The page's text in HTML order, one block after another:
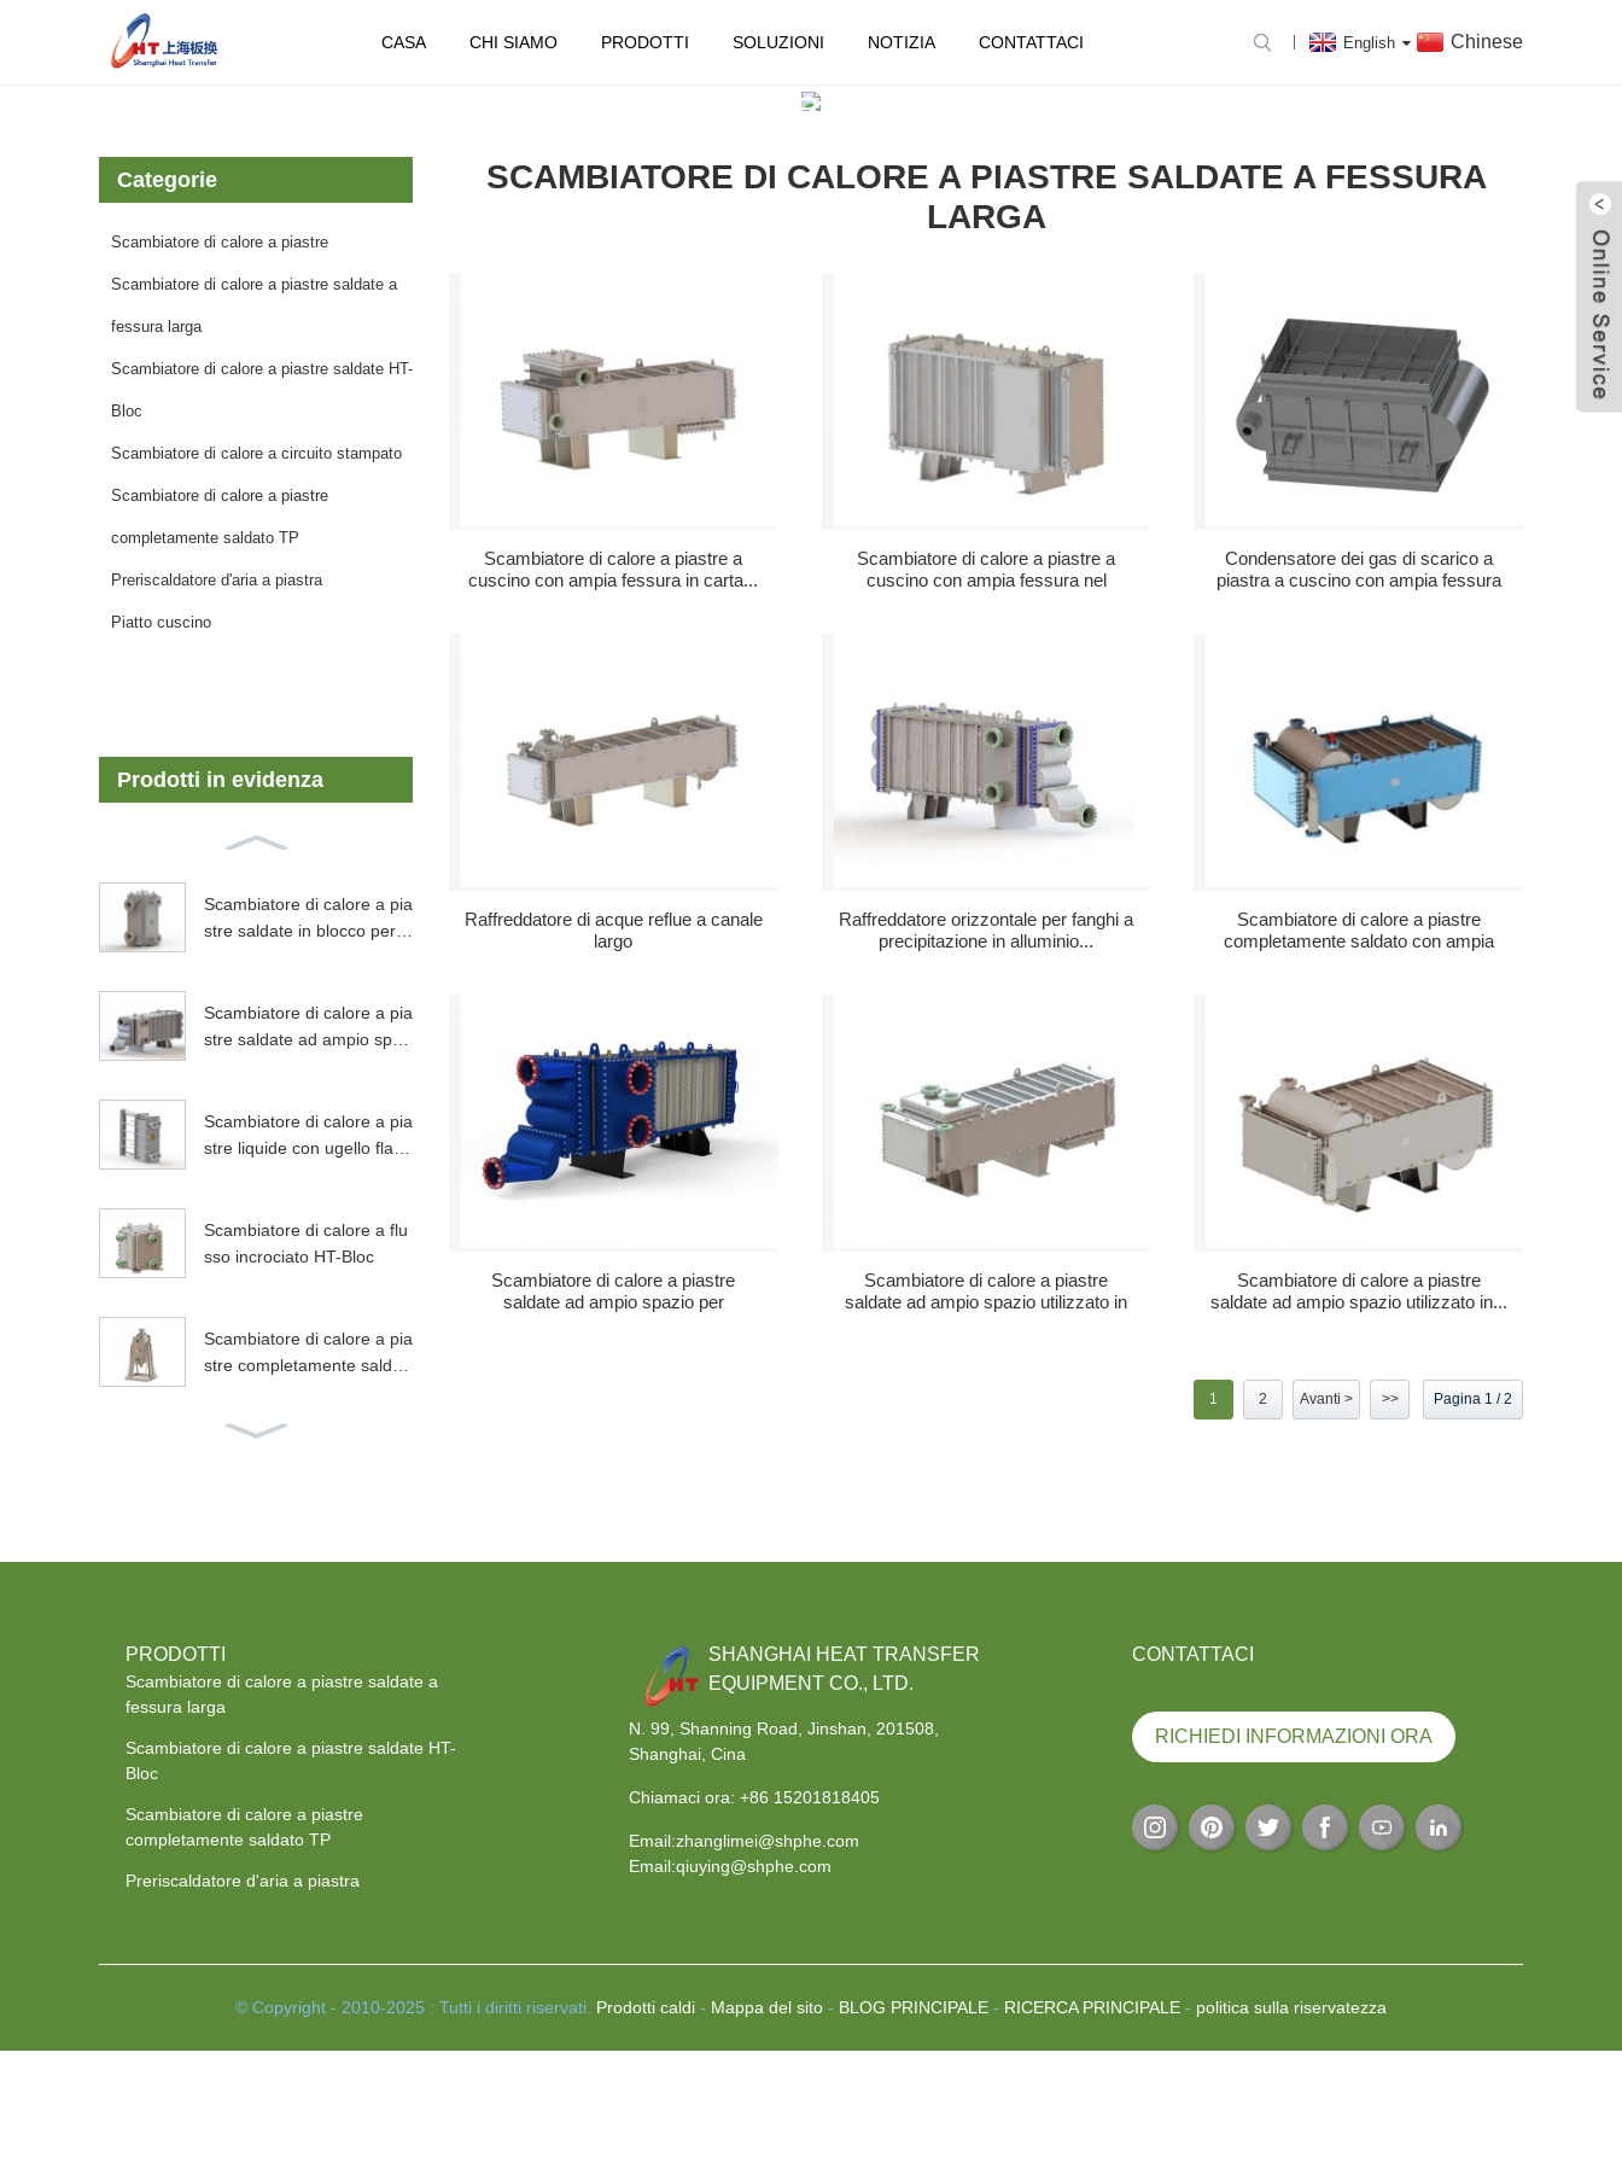
CASA CHI SIAMO PRODOTTI SOLUZIONI NOTIZIA CONTATTACI English Chinese
SCAMBIATORE DI CALORE A PIASTRE
SALDATE A FESSURA LARGA
Categorie
Scambiatore di calore a piastre
Scambiatore di calore a piastre saldate a
fessura larga
Scambiatore di calore a piastre saldate HT-
Bloc
Scambiatore di calore a circuito stampato
Scambiatore di calore a piastre
completamente saldato TP
Preriscaldatore d'aria a piastra
Piatto cuscino
Prodotti in evidenza
Scambiatore di calore a pia
stre saldate in blocco per l'i
Scambiatore di calore a pia
stre saldate ad ampio spaz
Scambiatore di calore a pia
stre liquide con ugello flang
Scambiatore di calore a flu
sso incrociato HT-Bloc
Scambiatore di calore a pia
stre completamente saldat
SCAMBIATORE DI CALORE A PIASTRE SALDATE A FESSURA
LARGA
Scambiatore di calore a piastre a
cuscino con ampia fessura in carta...
Scambiatore di calore a piastre a
cuscino con ampia fessura nel
Condensatore dei gas di scarico a
piastra a cuscino con ampia fessura
Raffreddatore di acque reflue a canale
largo
Raffreddatore orizzontale per fanghi a
precipitazione in alluminio...
Scambiatore di calore a piastre
completamente saldato con ampia
Scambiatore di calore a piastre
saldate ad ampio spazio per
Scambiatore di calore a piastre
saldate ad ampio spazio utilizzato in
Scambiatore di calore a piastre
saldate ad ampio spazio utilizzato in...
1 2 Avanti > >> Pagina 1 / 2
PRODOTTI
Scambiatore di calore a piastre saldate a
fessura larga
Scambiatore di calore a piastre saldate HT-
Bloc
Scambiatore di calore a piastre
completamente saldato TP
Preriscaldatore d'aria a piastra
SHANGHAI HEAT TRANSFER
EQUIPMENT CO., LTD.
N. 99, Shanning Road, Jinshan, 201508,
Shanghai, Cina
Chiamaci ora: +86 15201818405
Email:zhanglimei@shphe.com
Email:qiuying@shphe.com
CONTATTACI
RICHIEDI INFORMAZIONI ORA
© Copyright - 2010-2025 : Tutti i diritti riservati. Prodotti caldi - Mappa del sito - BLOG PRINCIPALE - RICERCA PRINCIPALE - politica sulla riservatezza